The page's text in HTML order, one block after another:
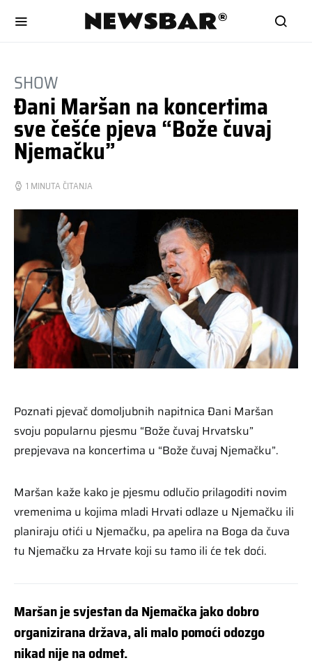
SHOW
Đani Maršan na koncertima
sve češće pjeva “Bože čuvaj
Njemačku”
1 MINUTA ČITANJA
Poznati pjevač domoljubnih napitnica Đani Maršan
svoju popularnu pjesmu “Bože čuvaj Hrvatsku”
prepjevava na koncertima u “Bože čuvaj Njemačku”.
Maršan kaže kako je pjesmu odlučio prilagoditi novim
vremenima u kojima mladi Hrvati odlaze u Njemačku ili
planiraju otići u Njemačku, pa apelira na Boga da čuva
tu Njemačku za Hrvate koji su tamo ili će tek doći.
Maršan je svjestan da Njemačka jako dobro
organizirana država, ali malo pomoći odozgo
nikad nije na odmet.